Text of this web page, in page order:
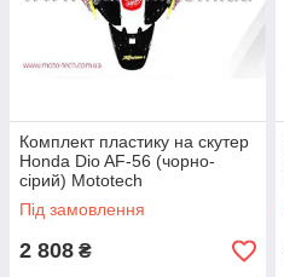
Комплект пластику на скутер
Honda Dio AF-56 (чорно-
сірий) Mototech
Під замовлення
2 808 ₴